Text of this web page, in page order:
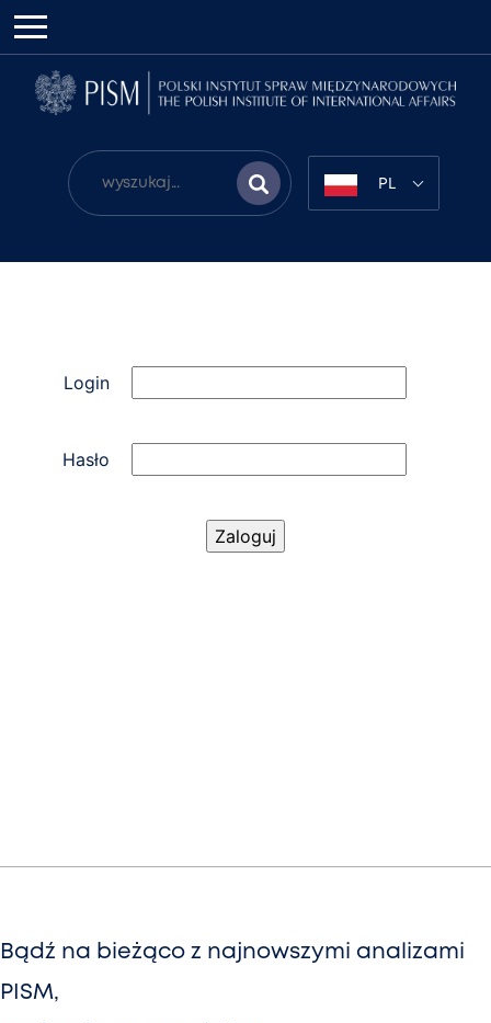
PL
Login
Hasło
Bądź na bieżąco z najnowszymi analizami
PISM,